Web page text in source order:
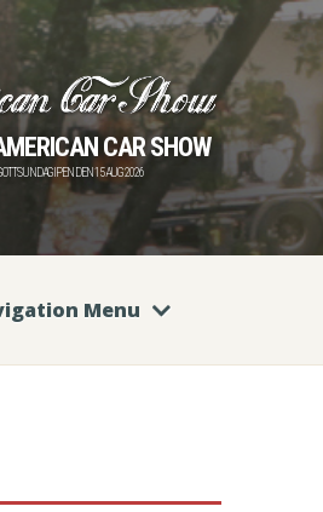
CAR SHOW
DEN 15 AUG 2026
Menu